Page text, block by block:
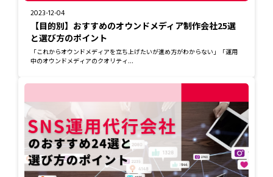
2023-12-04
【目的別】おすすめのオウンドメディア制作会社25選
と選び方のポイント
「これからオウンドメディアを立ち上げたいが進め方がわからない」「運用
中のオウンドメディアのクオリティ...